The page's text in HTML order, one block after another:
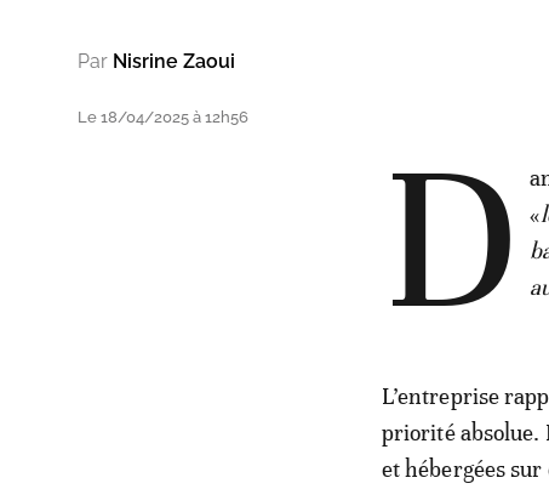
Par Nisrine Zaoui
Le 18/04/2025 à 12h56 D
«
L’entreprise
priorité absolue.
et hébergées